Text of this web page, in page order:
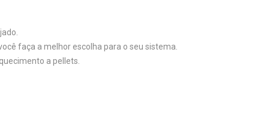
faça a melhor escolha para o seu sistema.
a pellets.